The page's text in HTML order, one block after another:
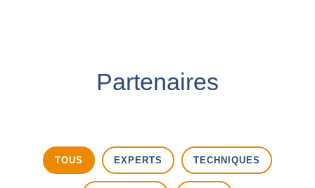
Partenaires
TOUS EXPERTS TECHNIQUES